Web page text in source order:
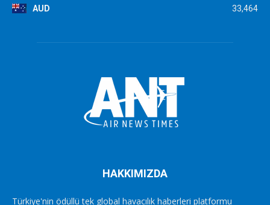
AUD 33,464
HAKKIMIZDA
Türkiye'nin ödüllü tek global havacılık haberleri platformu